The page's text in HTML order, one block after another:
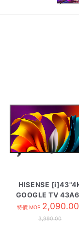
HISENSE
GOOGLE TV
特價 MOP 2,090.00
3,990.00